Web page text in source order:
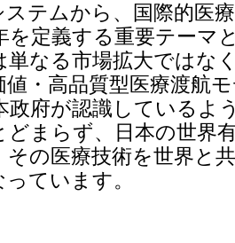
ステムから、国際的医
を定義する重要テーマ
単なる市場拡大ではな
・高品質型医療渡航
政府が認識しているよ
どまらず、日本の世界
その医療技術を世界と
ています。